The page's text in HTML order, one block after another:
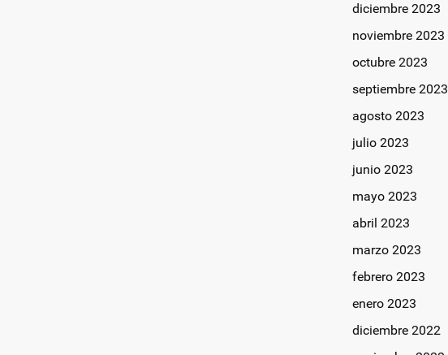
diciembre 2023
noviembre 2023
octubre 2023
septiembre 2023
agosto 2023
julio 2023
junio 2023
mayo 2023
abril 2023
marzo 2023
febrero 2023
enero 2023
diciembre 2022